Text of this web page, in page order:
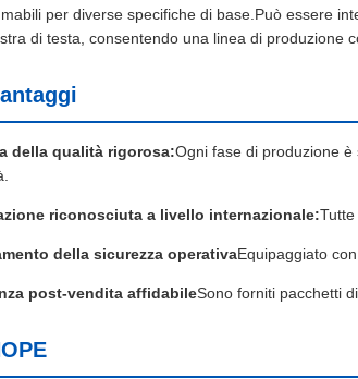
per diverse specifiche di base.Può essere
di testa, consentendo una linea di produzione
della qualità rigorosa:Ogni fase di produzione
riconosciuta a livello internazionale:
della sicurezza operativaEquipaggiato
post-vendita affidabileSono forniti pacchetti